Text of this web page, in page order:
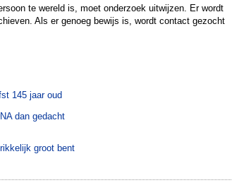
te wereld is, moet onderzoek uitwijzen. Er wordt
Als er genoeg bewijs is, wordt contact gezocht
145 jaar oud
dan gedacht
groot bent